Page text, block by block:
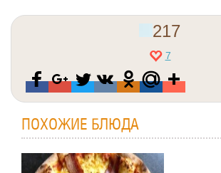
217
7
ПОХОЖИЕ БЛЮДА